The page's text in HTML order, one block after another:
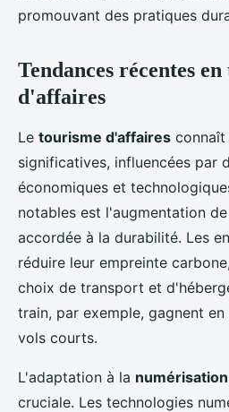
promouvant des pratiques
Tendances récentes
d'affaires
Le tourisme d'affaires
significatives, influencées par
économiques et
notables est l'augmentation
accordée à la durabilité. Les
réduire leur empreinte
choix de transport et
train, par exemple, gagnent
vols courts.
L'adaptation à la numérisation
cruciale. Les technologies